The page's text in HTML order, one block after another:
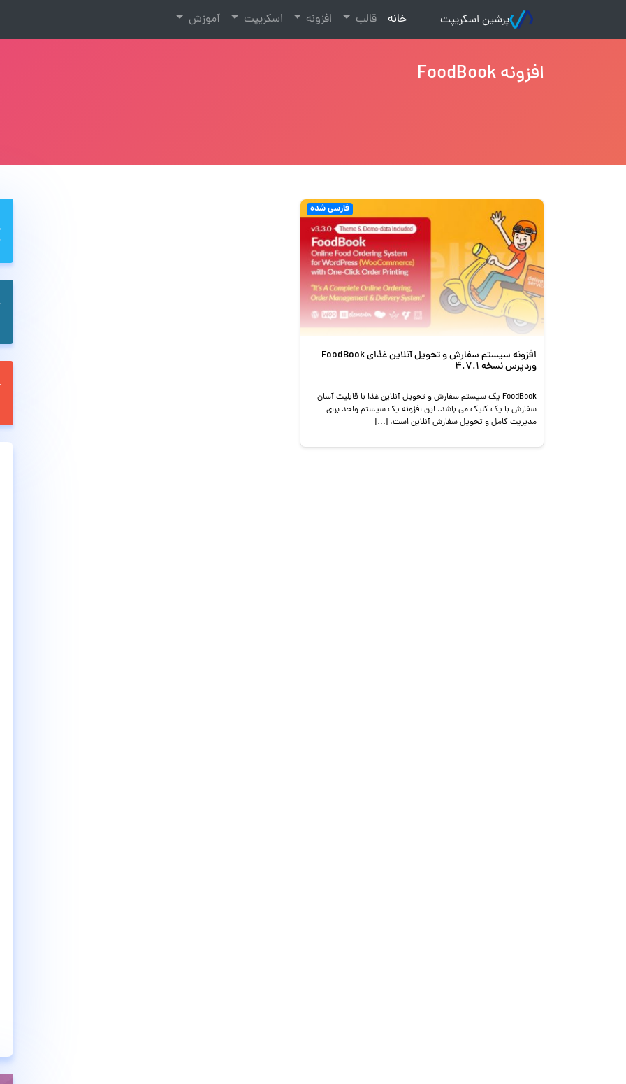
پرشین اسکریپت خانه
(current) قالب افزونه اسکریپت آموزش
افزونه FoodBook
فارسی شده
افزونه سیستم سفارش و تحویل آنلاین غذای FoodBook
وردپرس نسخه 4.7.1
FoodBook یک سیستم سفارش و تحویل آنلاین غذا با قابلیت آسان
سفارش با یک کلیک می باشد. این افزونه یک سیستم واحد برای
مدیریت کامل و تحویل سفارش آنلاین است. […]